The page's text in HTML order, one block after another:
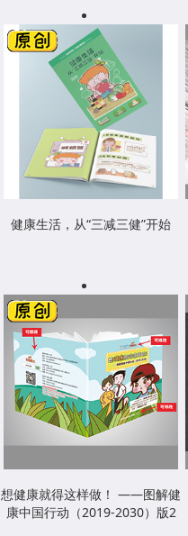
健康生活，从“三减三健”开始
想健康就得这样做！ ——图解健
康中国行动（2019-2030）版2